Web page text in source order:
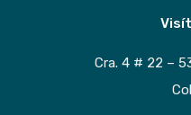
Cra. 4 # 22 –